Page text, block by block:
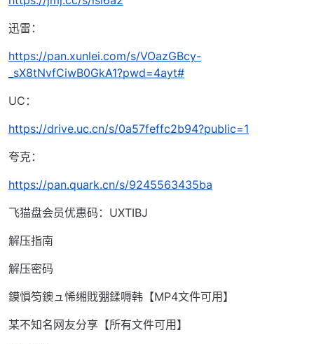
迅雷：
https://pan.xunlei.com/s/VOazGBcy-
_sX8tNvfCiwB0GkA1?pwd=4ayt#
UC：
https://drive.uc.cn/s/0a57feffc2b94?public=1
夸克：
https://pan.quark.cn/s/9245563435ba
飞猫盘会员优惠码：UXTIBJ
解压指南
解压密码
鏌愪笉鐭ュ悕缃戝弸鍒嗕韩【MP4文件可用】
某不知名网友分享【所有文件可用】